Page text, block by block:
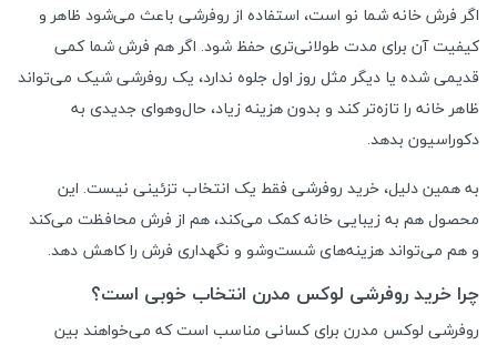
اگر فرش خانه شما نو است، استفاده از روفرشی باعث می‌شود ظاهر و
کیفیت آن برای مدت طولانی‌تری حفظ شود. اگر هم فرش شما کمی
قدیمی شده یا دیگر مثل روز اول جلوه ندارد، یک روفرشی شیک می‌تواند
ظاهر خانه را تازه‌تر کند و بدون هزینه زیاد، حال‌وهوای جدیدی به
دکوراسیون بدهد.
به همین دلیل، خرید روفرشی فقط یک انتخاب تزئینی نیست. این
محصول هم به زیبایی خانه کمک می‌کند، هم از فرش محافظت می‌کند
و هم می‌تواند هزینه‌های شست‌وشو و نگهداری فرش را کاهش دهد.
چرا خرید روفرشی لوکس مدرن انتخاب خوبی است؟
روفرشی لوکس مدرن برای کسانی مناسب است که می‌خواهند بین